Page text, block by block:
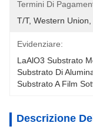
Termini Di
T/T, Western
Evidenziare:
LaAlO3 Substrato
Substrato Di
Substrato A Film
Descrizione